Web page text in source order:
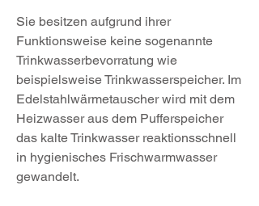
Sie besitzen aufgrund ihrer
Funktionsweise keine sogenannte
Trinkwasserbevorratung wie
beispielsweise Trinkwasserspeicher. Im
Edelstahlwärmetauscher wird mit dem
Heizwasser aus dem Pufferspeicher
das kalte Trinkwasser reaktionsschnell
in hygienisches Frischwarmwasser
gewandelt.